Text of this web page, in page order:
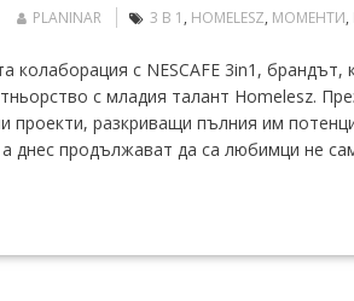
PLANINAR 3 В 1 , HOMELESZ, МОМЕНТИ,
колаборация с NESCAFE 3in1,
с младия талант Homelesz.
проекти, разкриващи пълния им
днес продължават да са любимци не